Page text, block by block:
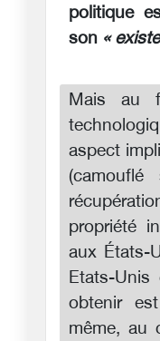
politique
son «
Mais au
aspect
propriété
aux États-
Etats-Unis
obtenir
même, au